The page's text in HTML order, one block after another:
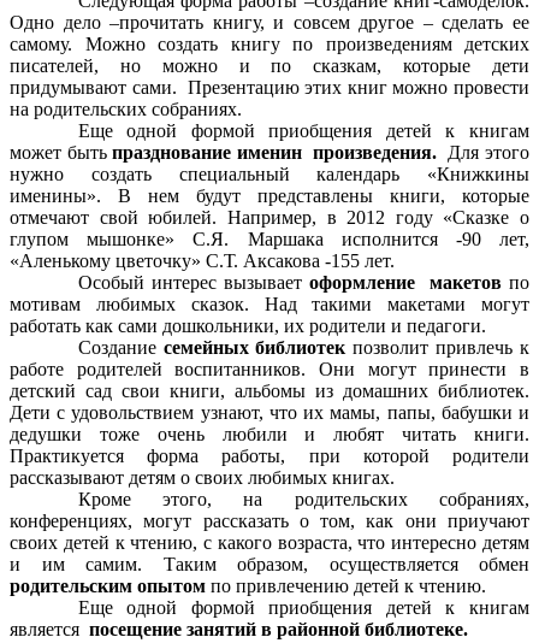
Одно дело –прочитать книгу, и совсем другое – сделать ее
самому. Можно создать книгу по произведениям детских
писателей, но можно и по сказкам, которые дети
придумывают сами. Презентацию этих книг можно провести
на родительских собраниях.
Еще одной формой приобщения детей к книгам
может бытьпразднование именин произведения. Для этого
нужно создать специальный календарь «Книжкины
именины». В нем будут представлены книги, которые
отмечают свой юбилей. Например, в 2012 году «Сказке о
глупом мышонке» С.Я. Маршака исполнится -90 лет,
«Аленькому цветочку» С.Т. Аксакова -155 лет.
Особый интерес вызывает оформление макетовпо
мотивам любимых сказок. Над такими макетами могут
работать как сами дошкольники, их родители и педагоги.
Создание семейных библиотек позволит привлечь к
работе родителей воспитанников. Они могут принести в
детский сад свои книги, альбомы из домашних библиотек.
Дети с удовольствием узнают, что их мамы, папы, бабушки и
дедушки тоже очень любили и любят читать книги.
Практикуется форма работы, при которой родители
рассказывают детям о своих любимых книгах.
Кроме этого, на родительских собраниях,
конференциях, могут рассказать о том, как они приучают
своих детей к чтению, с какого возраста, что интересно детям
и им самим. Таким образом, осуществляется обмен
родительским опытом по привлечению детей к чтению.
Еще одной формой приобщения детей к книгам
является посещение занятий в районной библиотеке.